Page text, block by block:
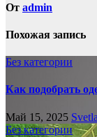
От admin
Похожая запись
Без категории
Как подобрать
Май 15, 2025
Без категории